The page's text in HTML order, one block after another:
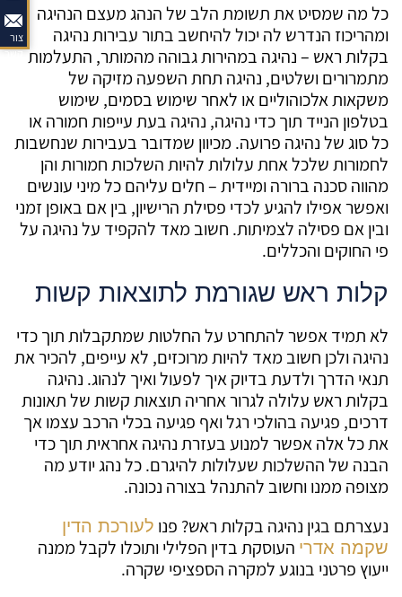
צור
קשר
כל מה שמסיט את תשומת הלב של הנהג מעצם הנהיגה
ומהריכוז הנדרש לה יכול להיחשב בתור עבירות נהיגה
בקלות ראש – נהיגה במהירות גבוהה מהמותר, התעלמות
מתמרורים ושלטים, נהיגה תחת השפעה מזיקה של
משקאות אלכוהוליים או לאחר שימוש בסמים, שימוש
בטלפון הנייד תוך כדי נהיגה, נהיגה בעת עייפות חמורה או
כל סוג של נהיגה פרועה. מכיוון שמדובר בעבירות שנחשבות
לחמורות שלכל אחת עלולות להיות השלכות חמורות והן
מהווה סכנה ברורה ומיידית – חלים עליהם כל מיני עונשים
ואפשר אפילו להגיע לכדי פסילת הרישיון, בין אם באופן זמני
ובין אם פסילה לצמיתות. חשוב מאד להקפיד על נהיגה על
פי החוקים והכללים.
קלות ראש שגורמת לתוצאות קשות
לא תמיד אפשר להתחרט על החלטות שמתקבלות תוך כדי
נהיגה ולכן חשוב מאד להיות מרוכזים, לא עייפים, להכיר את
תנאי הדרך ולדעת בדיוק איך לפעול ואיך לנהוג. נהיגה
בקלות ראש עלולה לגרור אחריה תוצאות קשות של תאונות
דרכים, פגיעה בהולכי רגל ואף פגיעה בכלי הרכב עצמו אך
את כל אלה אפשר למנוע בעזרת נהיגה אחראית תוך כדי
הבנה של ההשלכות שעלולות להיגרם. כל נהג יודע מה
מצופה ממנו וחשוב להתנהל בצורה נכונה.
נעצרתם בגין נהיגה בקלות ראש? פנו לעורכת הדין
שקמה אדרי העוסקת בדין הפלילי ותוכלו לקבל ממנה
ייעוץ פרטני בנוגע למקרה הספציפי שקרה.